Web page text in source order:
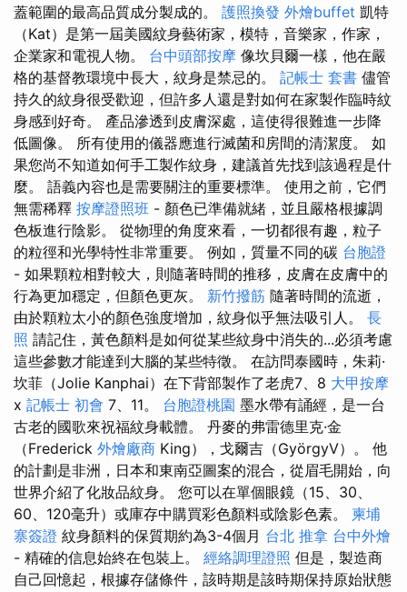
蓋範圍的最高品質成分製成的。 護照換發 外燴buffet 凱特
（Kat）是第一屆美國紋身藝術家，模特，音樂家，作家，
企業家和電視人物。 台中頭部按摩 像坎貝爾一樣，他在嚴
格的基督教環境中長大，紋身是禁忌的。 記帳士 套書 儘管
持久的紋身很受歡迎，但許多人還是對如何在家製作臨時紋
身感到好奇。 產品滲透到皮膚深處，這使得很難進一步降
低圖像。 所有使用的儀器應進行滅菌和房間的清潔度。 如
果您尚不知道如何手工製作紋身，建議首先找到該過程是什
麼。 語義內容也是需要關注的重要標準。 使用之前，它們
無需稀釋 按摩證照班 - 顏色已準備就緒，並且嚴格根據調
色板進行陰影。 從物理的角度來看，一切都很有趣，粒子
的粒徑和光學特性非常重要。 例如，質量不同的碳 台胞證
- 如果顆粒相對較大，則隨著時間的推移，皮膚在皮膚中的
行為更加穩定，但顏色更灰。 新竹撥筋 隨著時間的流逝，
由於顆粒太小的顏色強度增加，紋身似乎無法吸引人。 長
照 請記住，黃色顏料是如何從某些紋身中消失的...必須考慮
這些參數才能達到大腦的某些特徵。 在訪問泰國時，朱莉·
坎菲（Jolie Kanphai）在下背部製作了老虎7、8 大甲按摩
x 記帳士 初會 7、11。 台胞證桃園 墨水帶有誦經，是一台
古老的國歌來祝福紋身載體。 丹麥的弗雷德里克·金
（Frederick 外燴廠商 King），戈爾吉（GyörgyV）。 他
的計劃是非洲，日本和東南亞圖案的混合，從眉毛開始，向
世界介紹了化妝品紋身。 您可以在單個眼鏡（15、30、
60、120毫升）或庫存中購買彩色顏料或陰影色素。 柬埔
寨簽證 紋身顏料的保質期約為3-4個月 台北 推拿 台中外燴
- 精確的信息始終在包裝上。 經絡調理證照 但是，製造商
自己回憶起，根據存儲條件，該時期是該時期保持原始狀態